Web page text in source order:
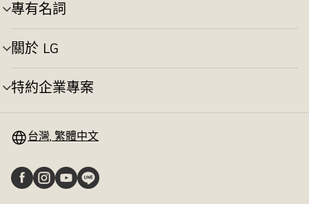
切
換
專有名詞
選
單
切
換
關於 LG
選
單
切
換
特約企業專案
選
換 台灣, 繁體中文